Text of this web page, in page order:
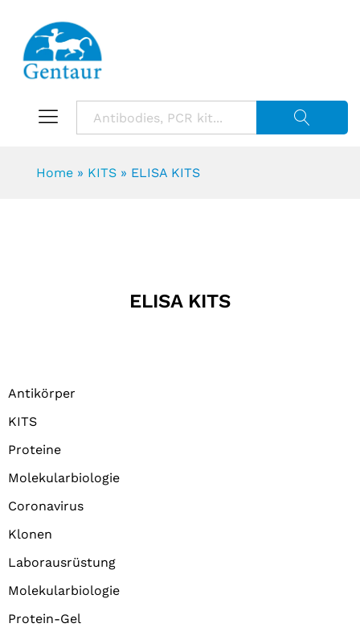
Home » KITS » ELISA KITS
ELISA KITS
Antikörper
KITS
Proteine
Molekularbiologie
Coronavirus
Klonen
Laborausrüstung
Molekularbiologie
Protein-Gel